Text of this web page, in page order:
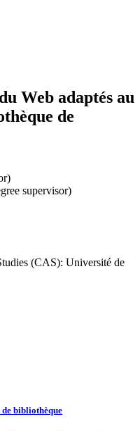
Web adaptés au
de
supervisor)
(CAS): Université de
bibliothèque